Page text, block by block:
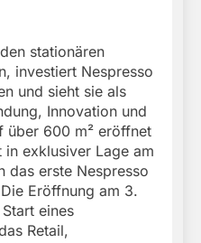
stationären
investiert Nespresso
und sieht sie als
Innovation und
über 600 m² eröffnet
exklusiver Lage am
das erste Nespresso
Eröffnung am 3.
eines
Retail,